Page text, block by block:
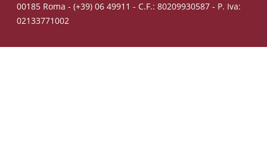
00185 Roma - (+39) 06 49911 - C.F.: 80209930587 - P. Iva:
02133771002